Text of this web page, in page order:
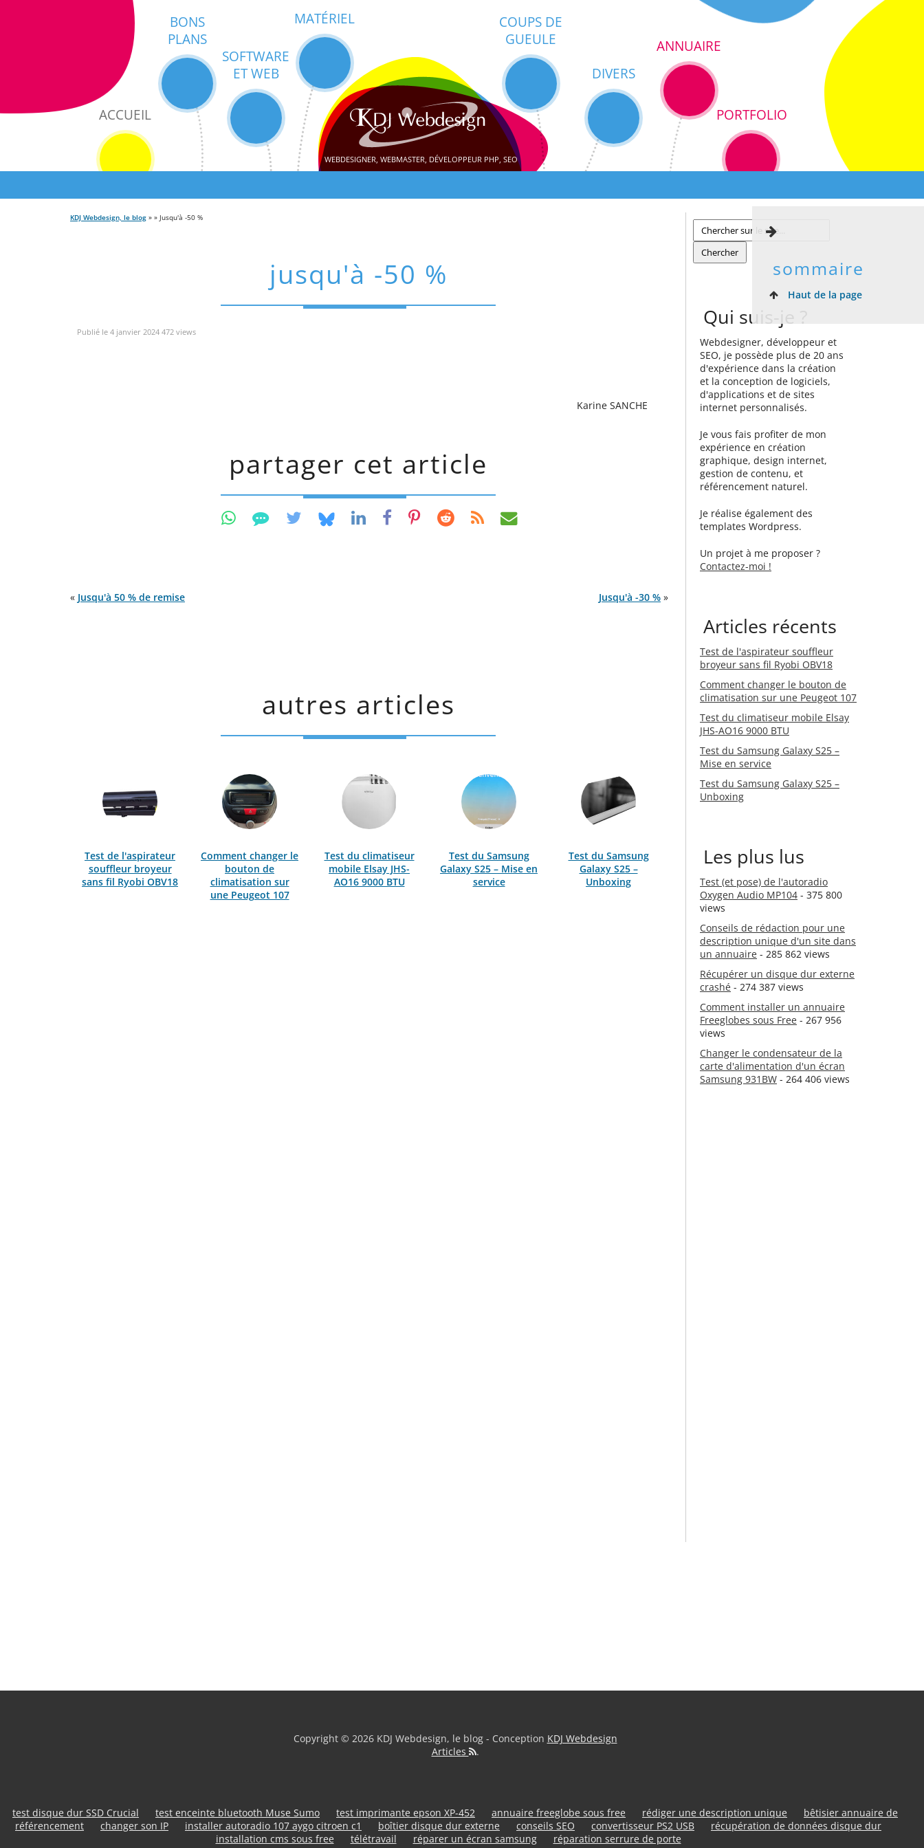
ACCUEIL
BONS
PLANS
SOFTWARE
ET WEB
MATÉRIEL
COUPS DE
GUEULE
DIVERS
ANNUAIRE
PORTFOLIO
WEBDESIGNER, WEBMASTER, DÉVELOPPEUR PHP, SEO
KDJ Webdesign, le blog » » Jusqu'à -50 %
jusqu'à -50 % sommaire
Haut de la page
Publié le 4 janvier 2024 472 views
Karine SANCHE
partager cet article
« Jusqu'à 50 % de remise Jusqu'à -30 % »
autres articles
Test de l'aspirateur
souffleur broyeur
sans fil Ryobi OBV18
Comment changer le
bouton de
climatisation sur
une Peugeot 107
Test du climatiseur
mobile Elsay JHS-
AO16 9000 BTU
Test du Samsung
Galaxy S25 – Mise en
service
Test du Samsung
Galaxy S25 –
Unboxing
Qui suis-je ?
Webdesigner, développeur et
SEO, je possède plus de 20 ans
d'expérience dans la création
et la conception de logiciels,
d'applications et de sites
internet personnalisés.
Je vous fais profiter de mon
expérience en création
graphique, design internet,
gestion de contenu, et
référencement naturel.
Je réalise également des
templates Wordpress.
Un projet à me proposer ?
Contactez-moi !
Articles récents
Test de l'aspirateur souffleur
broyeur sans fil Ryobi OBV18
Comment changer le bouton de
climatisation sur une Peugeot 107
Test du climatiseur mobile Elsay
JHS-AO16 9000 BTU
Test du Samsung Galaxy S25 –
Mise en service
Test du Samsung Galaxy S25 –
Unboxing
Les plus lus
Test (et pose) de l'autoradio
Oxygen Audio MP104 - 375 800
views
Conseils de rédaction pour une
description unique d'un site dans
un annuaire - 285 862 views
Récupérer un disque dur externe
crashé - 274 387 views
Comment installer un annuaire
Freeglobes sous Free - 267 956
views
Changer le condensateur de la
carte d'alimentation d'un écran
Samsung 931BW - 264 406 views
Copyright © 2026 KDJ Webdesign, le blog - Conception KDJ Webdesign
Articles
.
test disque dur SSD Crucial test enceinte bluetooth Muse Sumo test imprimante epson XP-452 annuaire freeglobe sous free rédiger une description unique
bêtisier annuaire de
référencement
changer son IP installer autoradio 107 aygo citroen c1 boîtier disque dur externe conseils SEO convertisseur PS2 USB
récupération de données disque dur
installation cms sous free
télétravail réparer un écran samsung réparation serrure de porte